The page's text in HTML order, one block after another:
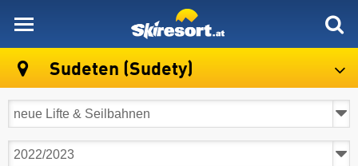
Sudeten (Sudety)